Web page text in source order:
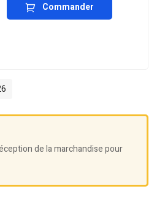
Commander
de la marchandise pour